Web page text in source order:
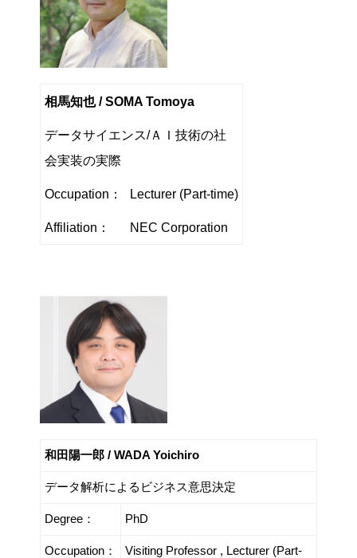
相馬知也 / SOMA Tomoya
データサイエンス/ＡＩ技術の社
会実装の実際
Occupation： Lecturer (Part-time)
Affiliation： NEC Corporation
和田陽一郎 / WADA Yoichiro
データ解析によるビジネス意思決定
Degree： PhD
Occupation：
Visiting Professor , Lecturer (Part-